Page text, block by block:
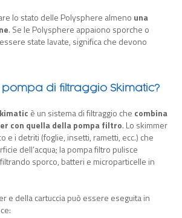
lo stato delle Polysphere almeno una
. Se le Polysphere appaiono sporche o
state lavate, significa che devono
di filtraggio Skimatic?
è un sistema di filtraggio che combina
con quella della pompa filtro. Lo skimmer
e i detriti (foglie, insetti, rametti, ecc.) che
dell’acqua; la pompa filtro pulisce
sporco, batteri e microparticelle in
e della cartuccia può essere eseguita in